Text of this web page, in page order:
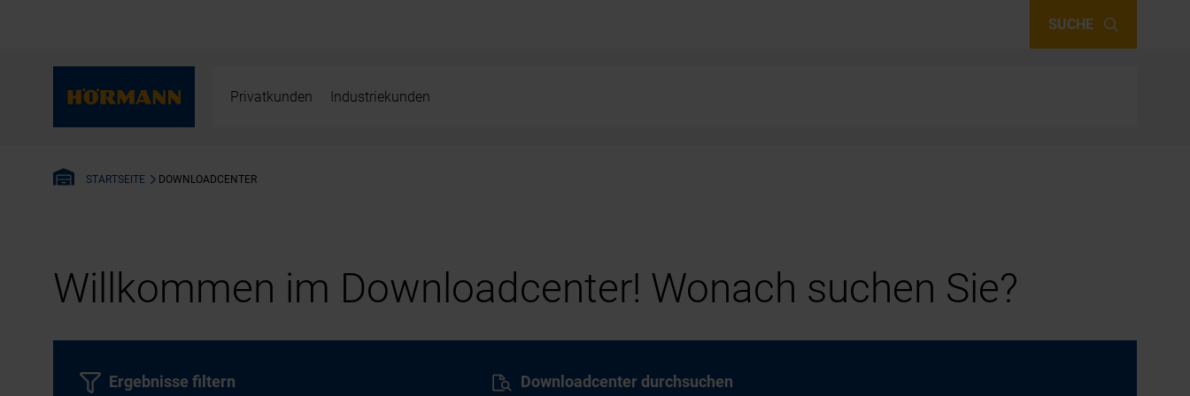
SUCHE
Privatkunden Industriekunden
STARTSEITE DOWNLOADCENTER
Willkommen im Downloadcenter! Wonach suchen Sie?
Downloadcenter durchsuchen
Ergebnisse filtern